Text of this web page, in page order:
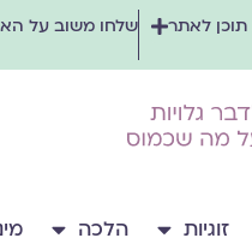
תוכן לאתר שלחו משוב על
זוגיות הלכה